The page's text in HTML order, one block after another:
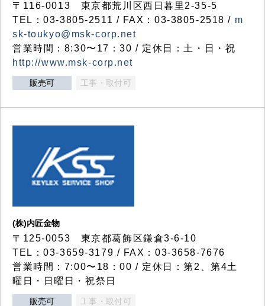
〒116-0013 東京都荒川区西日暮里2-35-5
TEL：03-3805-2511 / FAX：03-3805-2518 / m
sk-toukyo@msk-corp.net
営業時間：8:30〜17：30 / 定休日：土・日・祝
http://www.msk-corp.net
販売可 工事・取付可
(株)内匠金物
〒125-0053 東京都葛飾区鎌倉3-6-10
TEL：03-3659-3179 / FAX：03-3658-7676
営業時間：7:00〜18：00 / 定休日：第2、第4土
曜日・日曜日・祝祭日
販売可 工事・取付可